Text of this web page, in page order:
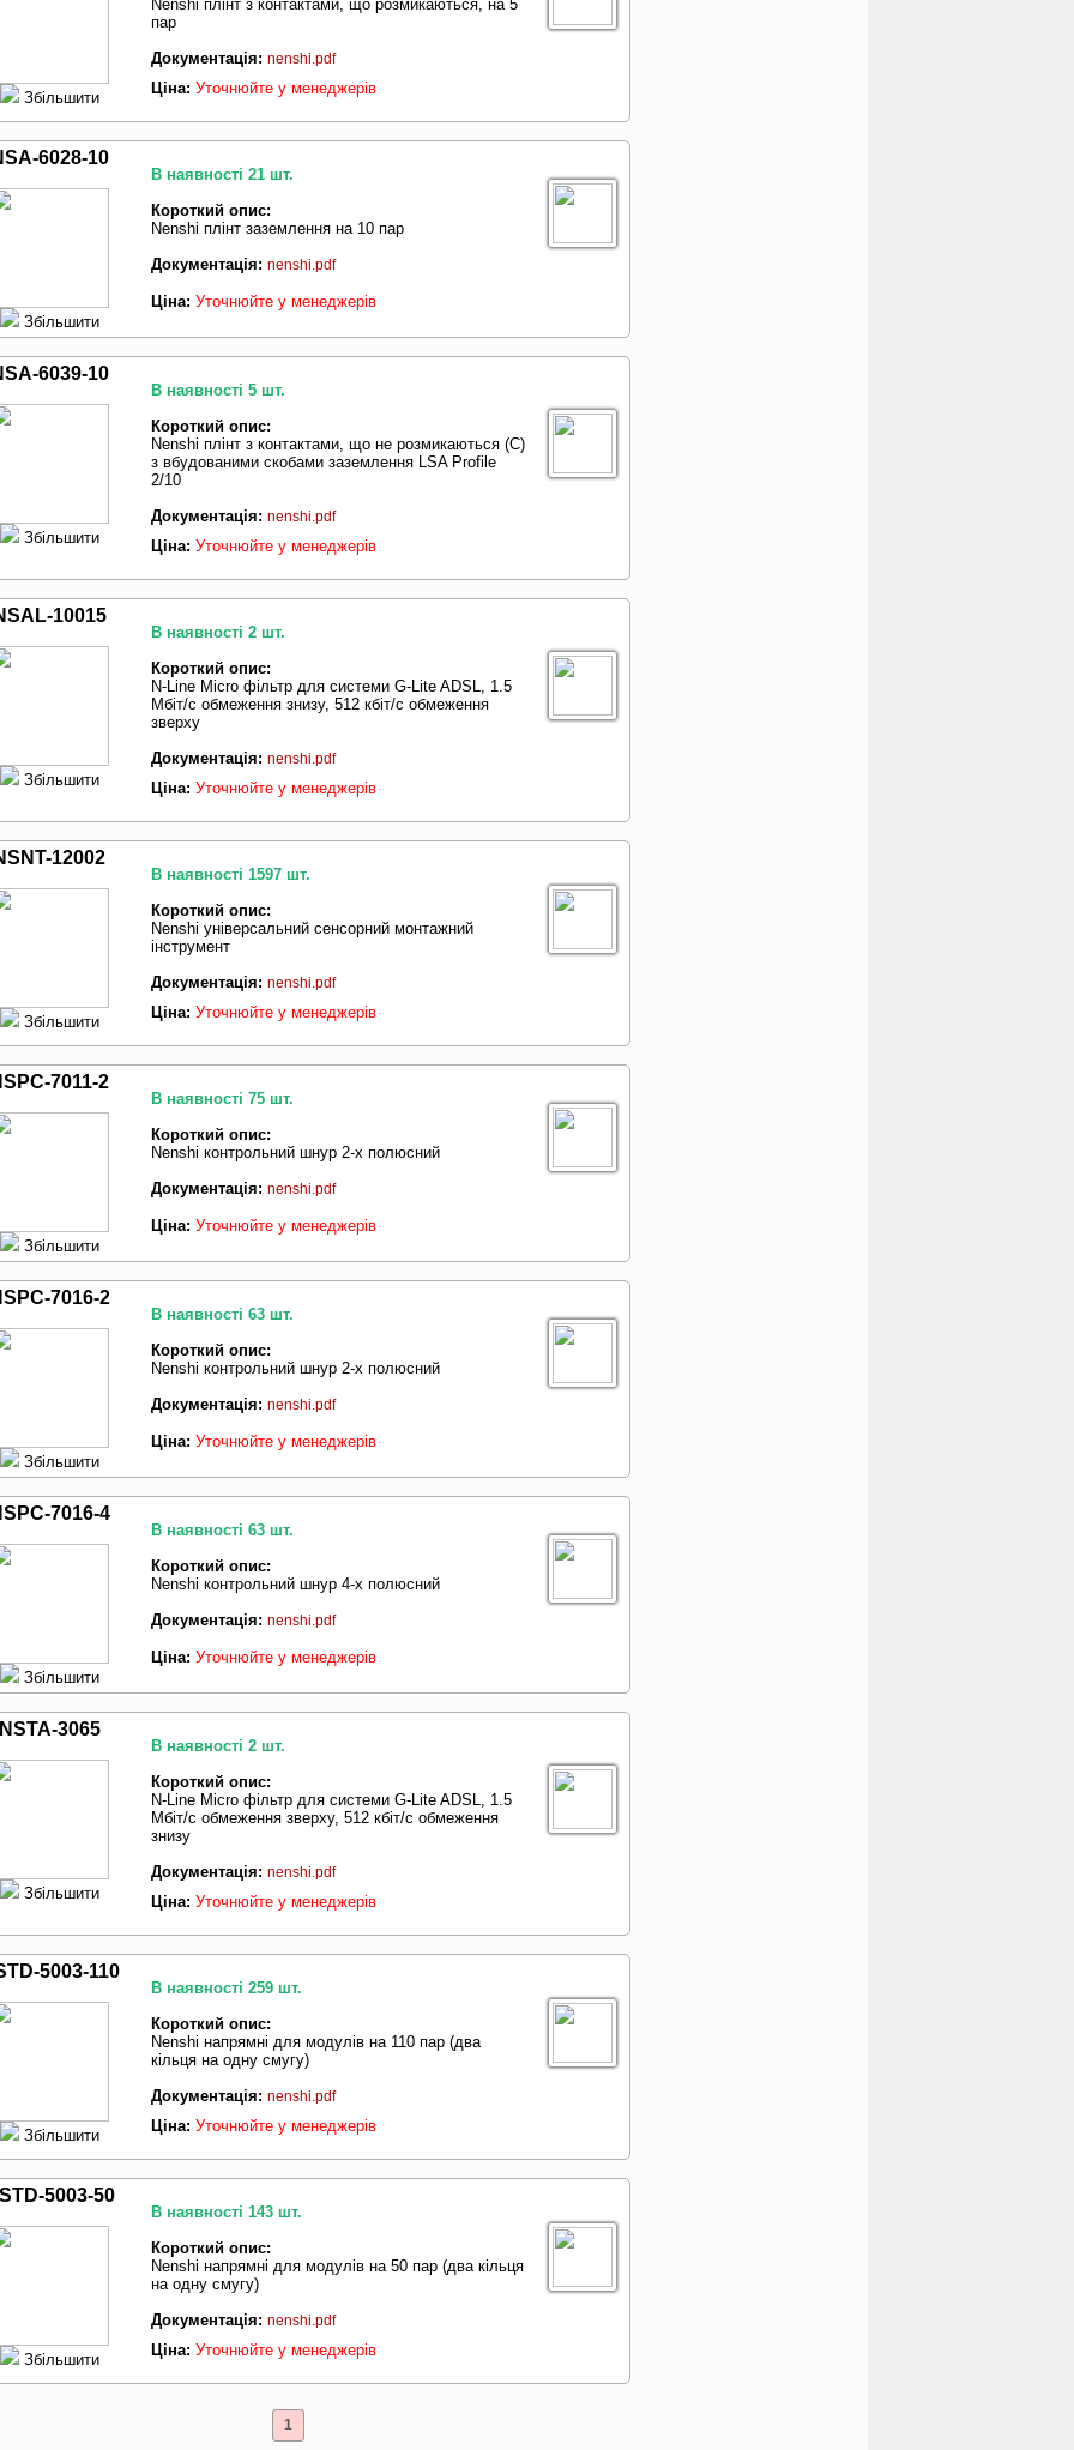
Збільшити
Nenshi плінт з контактами, що розмикаються, на 5
пар
Документація: nenshi.pdf
Ціна: Уточнюйте у менеджерів
6028-10
Збільшити
В наявності 21 шт.
Короткий опис:
Nenshi плінт заземлення на 10 пар
Документація: nenshi.pdf
Ціна: Уточнюйте у менеджерів
6039-10
Збільшити
В наявності 5 шт.
Короткий опис:
Nenshi плінт з контактами, що не розмикаються (C)
з вбудованими скобами заземлення LSA Profile
2/10
Документація: nenshi.pdf
Ціна: Уточнюйте у менеджерів
10015
Збільшити
В наявності 2 шт.
Короткий опис:
N-Line Micro фільтр для системи G-Lite ADSL, 1.5
Мбіт/с обмеження знизу, 512 кбіт/с обмеження
зверху
Документація: nenshi.pdf
Ціна: Уточнюйте у менеджерів
12002
Збільшити
В наявності 1597 шт.
Короткий опис:
Nenshi універсальний сенсорний монтажний
інструмент
Документація: nenshi.pdf
Ціна: Уточнюйте у менеджерів
7011-2
Збільшити
В наявності 75 шт.
Короткий опис:
Nenshi контрольний шнур 2-х полюсний
Документація: nenshi.pdf
Ціна: Уточнюйте у менеджерів
7016-2
Збільшити
В наявності 63 шт.
Короткий опис:
Nenshi контрольний шнур 2-х полюсний
Документація: nenshi.pdf
Ціна: Уточнюйте у менеджерів
7016-4
Збільшити
В наявності 63 шт.
Короткий опис:
Nenshi контрольний шнур 4-х полюсний
Документація: nenshi.pdf
Ціна: Уточнюйте у менеджерів
3065
Збільшити
В наявності 2 шт.
Короткий опис:
N-Line Micro фільтр для системи G-Lite ADSL, 1.5
Мбіт/с обмеження зверху, 512 кбіт/с обмеження
знизу
Документація: nenshi.pdf
Ціна: Уточнюйте у менеджерів
5003-110
Збільшити
В наявності 259 шт.
Короткий опис:
Nenshi напрямні для модулів на 110 пар (два
кільця на одну смугу)
Документація: nenshi.pdf
Ціна: Уточнюйте у менеджерів
5003-50
Збільшити
В наявності 143 шт.
Короткий опис:
Nenshi напрямні для модулів на 50 пар (два кільця
на одну смугу)
Документація: nenshi.pdf
Ціна: Уточнюйте у менеджерів
1